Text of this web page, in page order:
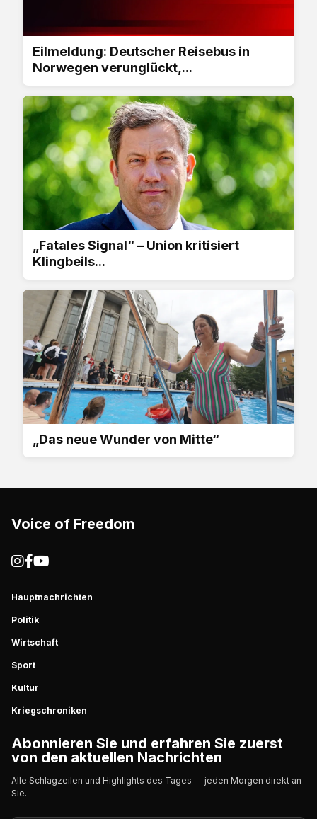
Eilmeldung: Deutscher Reisebus in
Norwegen verunglückt,...
„Fatales Signal“ – Union kritisiert
Klingbeils...
„Das neue Wunder von Mitte“
Voice of Freedom
Hauptnachrichten
Politik
Wirtschaft
Sport
Kultur
Kriegschroniken
Abonnieren Sie und erfahren Sie zuerst
von den aktuellen Nachrichten
Alle Schlagzeilen und Highlights des Tages — jeden Morgen direkt an
Sie.